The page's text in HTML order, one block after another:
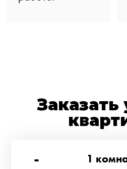
Заказать
-
1